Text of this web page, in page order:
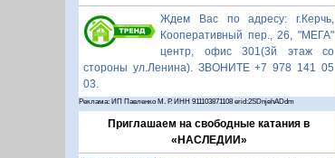
Ждем Вас по адресу: г.Керчь,
Кооперативный пер., 26, "МЕГА"
центр, офис 301(3й этаж со
стороны ул.Ленина). ЗВОНИТЕ +7 978 141 05
03.
Реклама: ИП Павленко М. Р. ИНН 911103871108 erid:2SDnjehADdm
Приглашаем на свободные катания в
«НАСЛЕДИИ»